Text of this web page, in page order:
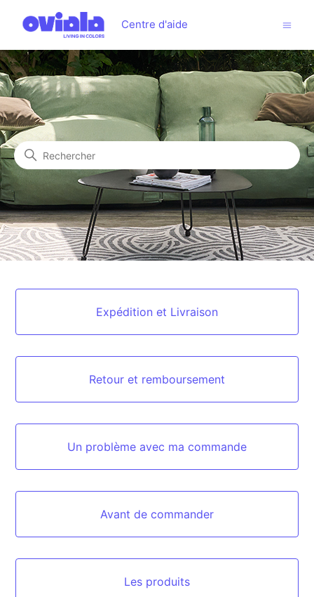
Centre d'aide
Centre d'aide
Recherche
Expédition et Livraison
Retour et remboursement
Un problème avec ma commande
Avant de commander
Les produits